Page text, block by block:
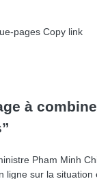
pages Copy link
à
Pham Minh
ligne sur la